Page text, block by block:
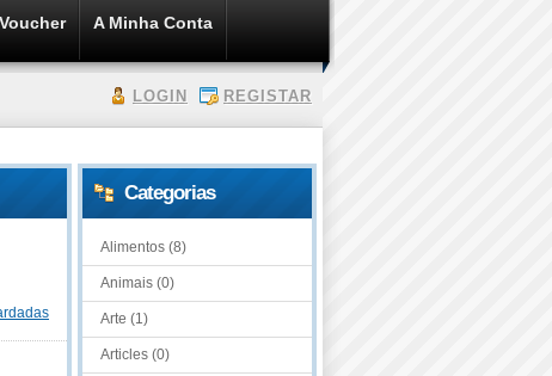
A Minha Conta
LOGIN REGISTAR
Categorias
Alimentos (8)
Animais (0)
Arte (1)
Articles (0)